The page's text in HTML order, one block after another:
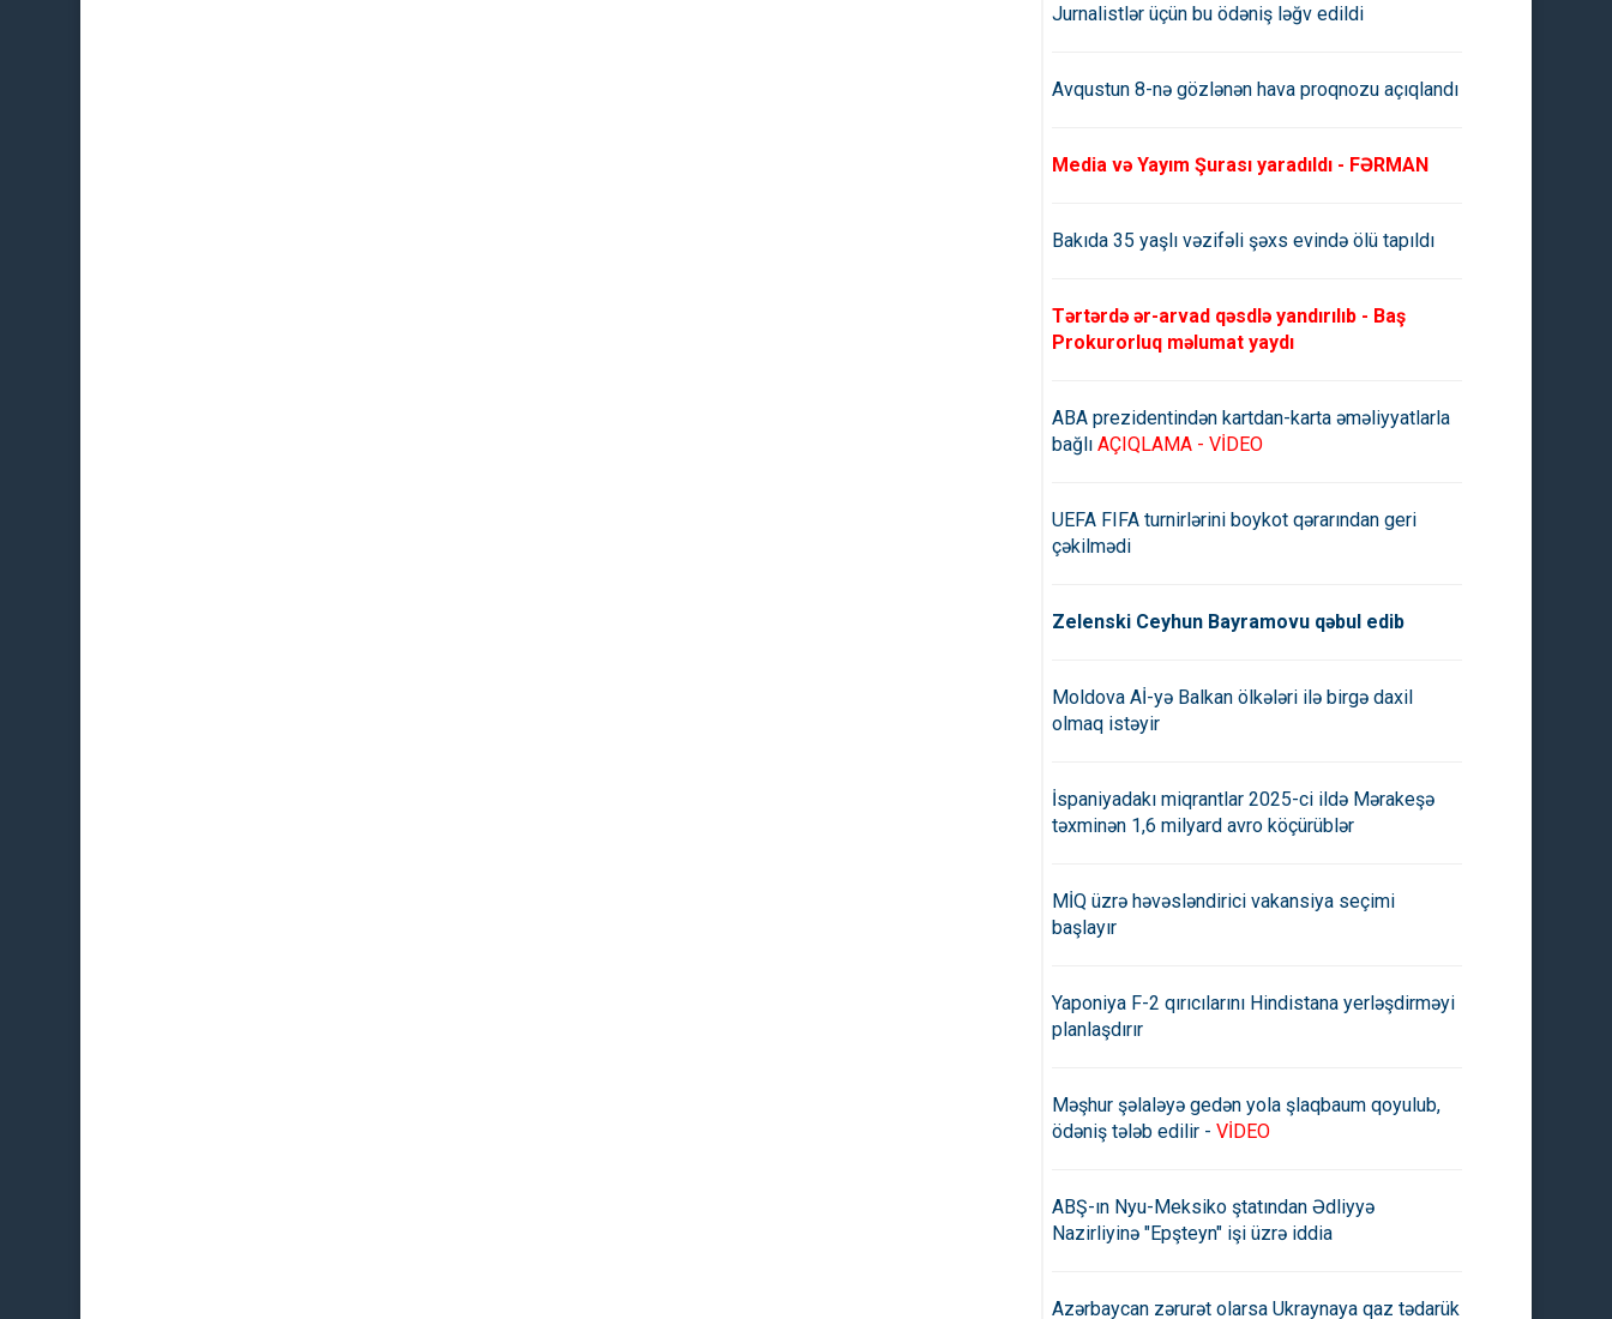
Jurnalistlər üçün bu ödəniş ləğv edildi
Avqustun 8-nə gözlənən hava proqnozu açıqlandı
Media və Yayım Şurası yaradıldı - FƏRMAN
Bakıda 35 yaşlı vəzifəli şəxs evində ölü tapıldı
Tərtərdə ər-arvad qəsdlə yandırılıb - Baş
Prokurorluq məlumat yaydı
ABA prezidentindən kartdan-karta əməliyyatlarla
bağlı AÇIQLAMA - VİDEO
UEFA FIFA turnirlərini boykot qərarından geri
çəkilmədi
Zelenski Ceyhun Bayramovu qəbul edib
Moldova Aİ-yə Balkan ölkələri ilə birgə daxil
olmaq istəyir
İspaniyadakı miqrantlar 2025-ci ildə Mərakeşə
təxminən 1,6 milyard avro köçürüblər
MİQ üzrə həvəsləndirici vakansiya seçimi
başlayır
Yaponiya F-2 qırıcılarını Hindistana yerləşdirməyi
planlaşdırır
Məşhur şəlaləyə gedən yola şlaqbaum qoyulub,
ödəniş tələb edilir - VİDEO
ABŞ-ın Nyu-Meksiko ştatından Ədliyyə
Nazirliyinə "Epşteyn" işi üzrə iddia
Azərbaycan zərurət olarsa Ukraynaya qaz tədarük